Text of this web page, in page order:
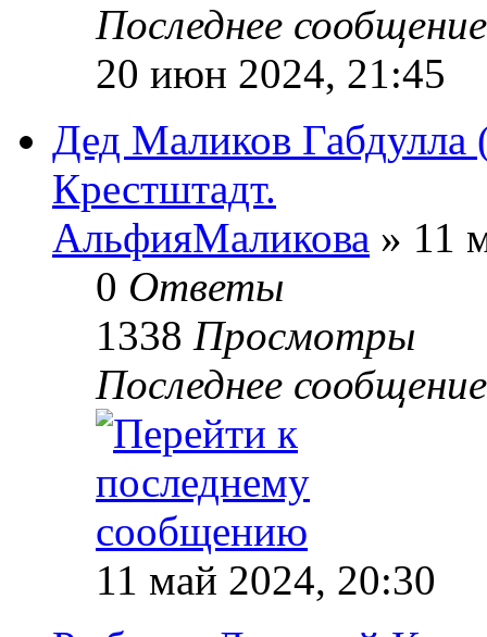
Последнее
20 июн 2024, 21:45
Дед Маликов
Крестштадт.
АльфияМаликова » 11
0 Ответы
1338 Просмотры
Последнее
11 май 2024, 20:30